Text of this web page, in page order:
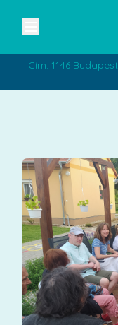
Cím: 1146